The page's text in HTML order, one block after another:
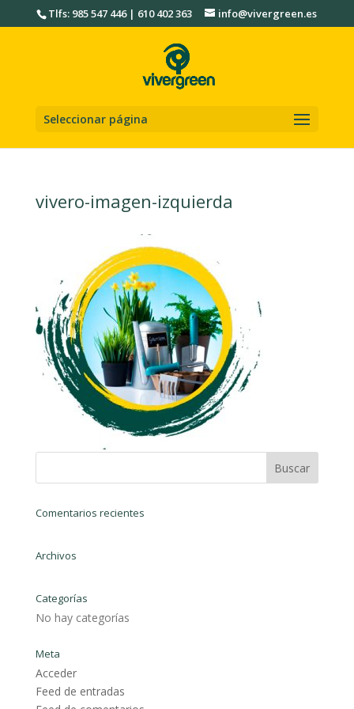
Tlfs: 985 547 446 | 610 402 363 info@vivergreen.es
Seleccionar página
vivero-imagen-izquierda
Comentarios recientes
Archivos
Categorías
No hay categorías
Meta
Acceder
Feed de entradas